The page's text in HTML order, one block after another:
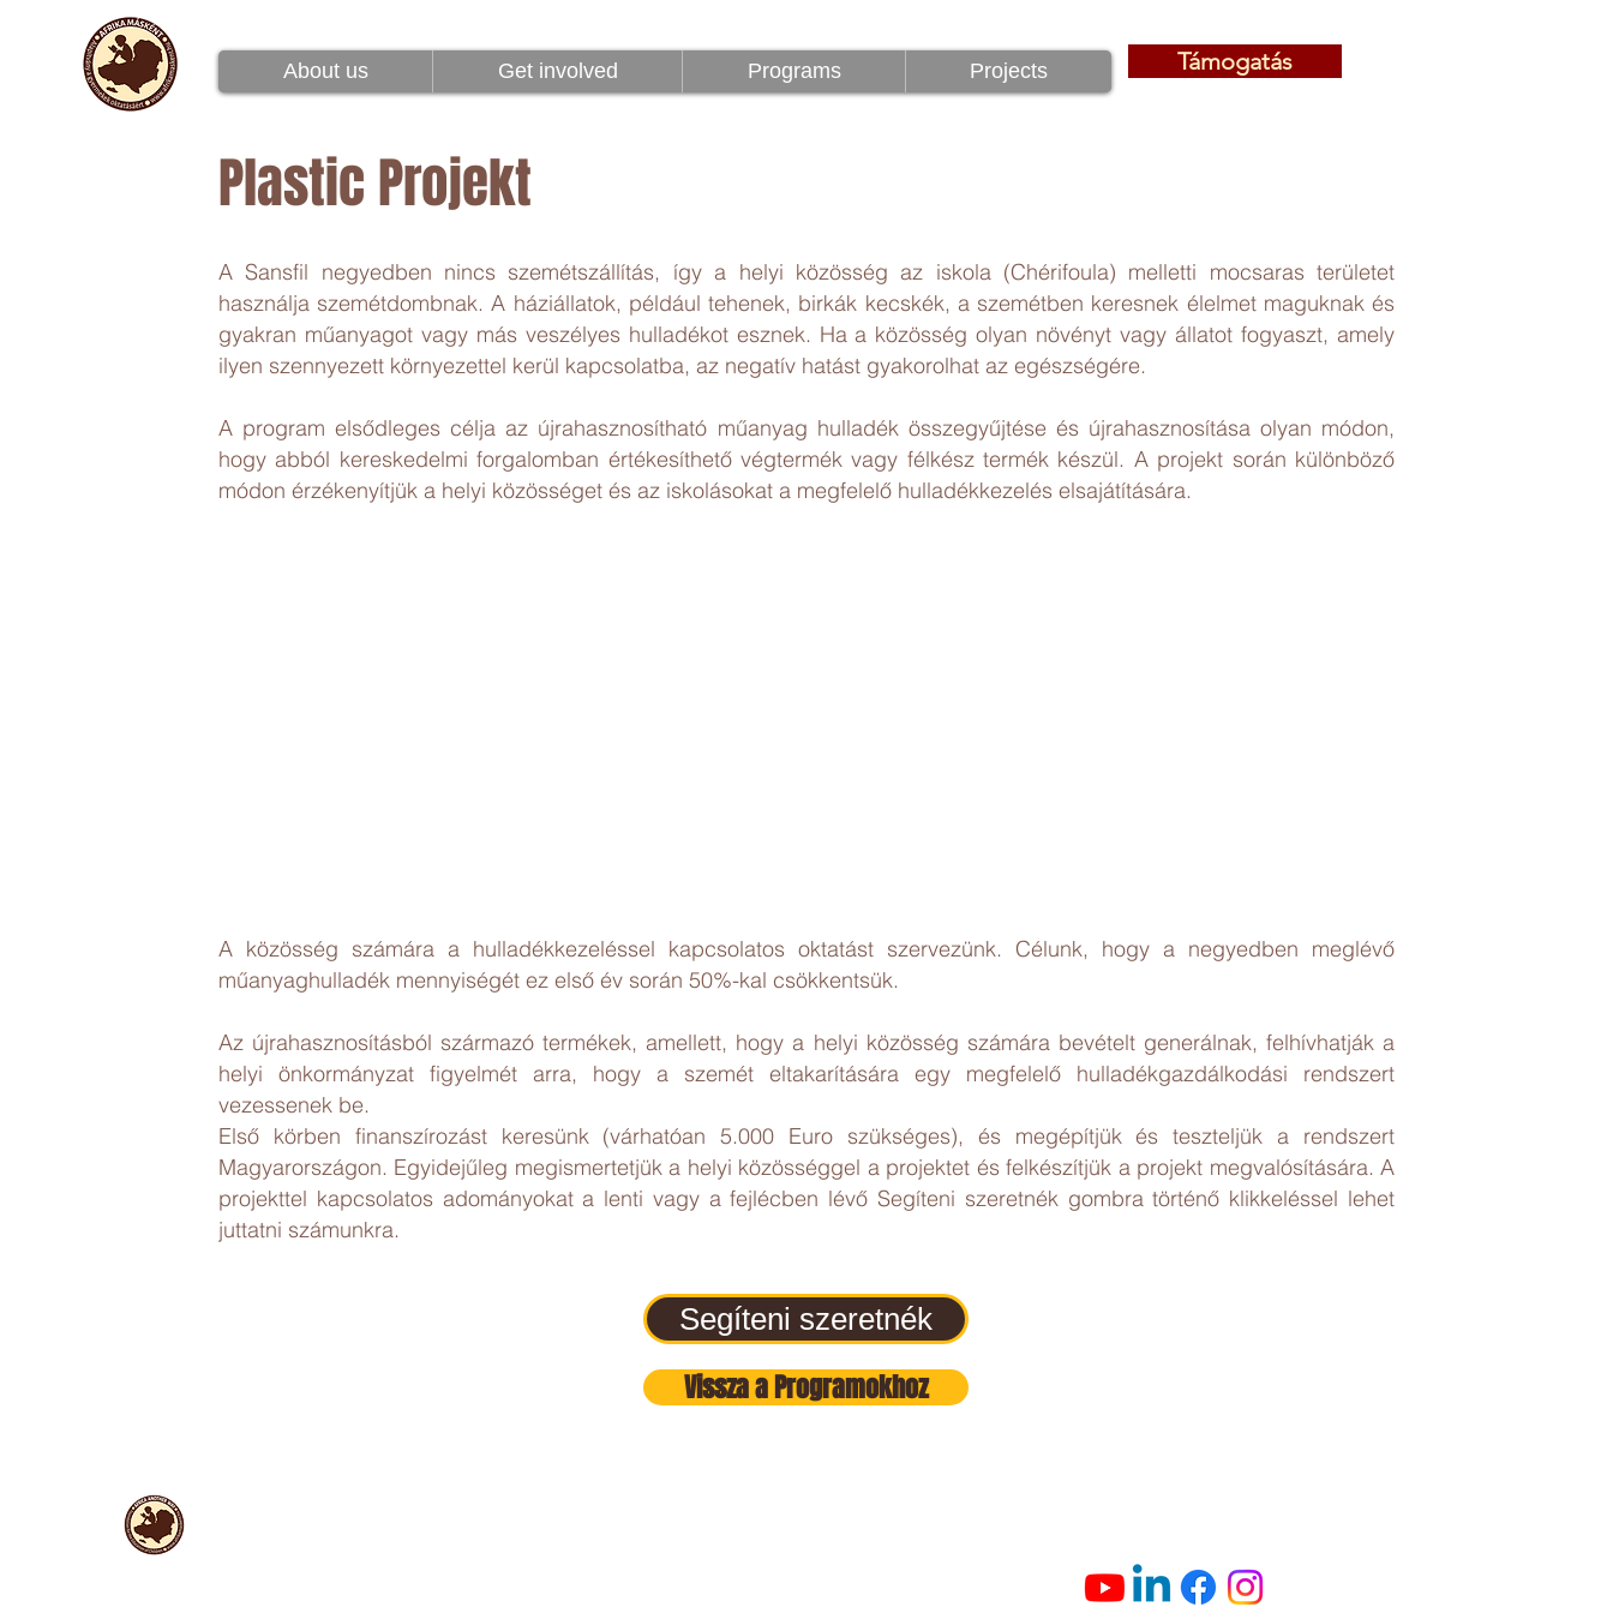
Rólunk Csatlakozz 1% Támogatás
About us Get involved Programs Projects Támogatás
Plastic Projekt
A Sansfil negyedben nincs szemétszállítás, így a helyi közösség az iskola (Chérifoula) melletti mocsaras területet
használja szemétdombnak. A háziállatok, például tehenek, birkák kecskék, a szemétben keresnek élelmet maguknak és
gyakran műanyagot vagy más veszélyes hulladékot esznek. Ha a közösség olyan növényt vagy állatot fogyaszt, amely
ilyen szennyezett környezettel kerül kapcsolatba, az negatív hatást gyakorolhat az egészségére.
A program elsődleges célja az újrahasznosítható műanyag hulladék összegyűjtése és újrahasznosítása olyan módon,
hogy abból kereskedelmi forgalomban értékesíthető végtermék vagy félkész termék készül. A projekt során különböző
módon érzékenyítjük a helyi közösséget és az iskolásokat a megfelelő hulladékkezelés elsajátítására.
A közösség számára a hulladékkezeléssel kapcsolatos oktatást szervezünk. Célunk, hogy a negyedben meglévő
műanyaghulladék mennyiségét ez első év során 50%-kal csökkentsük.
Az újrahasznosításból származó termékek, amellett, hogy a helyi közösség számára bevételt generálnak, felhívhatják a
helyi önkormányzat figyelmét arra, hogy a szemét eltakarítására egy megfelelő hulladékgazdálkodási rendszert
vezessenek be.
Első körben finanszírozást keresünk (várhatóan 5.000 Euro szükséges), és megépítjük és teszteljük a rendszert
Magyarországon. Egyidejűleg megismertetjük a helyi közösséggel a projektet és felkészítjük a projekt megvalósítására. A
projekttel kapcsolatos adományokat a lenti vagy a fejlécben lévő Segíteni szeretnék gombra történő klikkeléssel lehet
juttatni számunkra.
Segíteni szeretnék
Vissza a Programokhoz